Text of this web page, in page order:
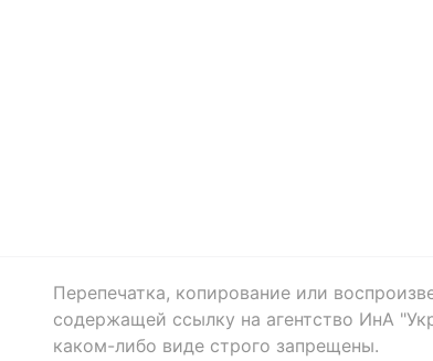
Перепечатка, копирование или
содержащей ссылку на агентство ИнА
каком-либо виде строго запрещены.